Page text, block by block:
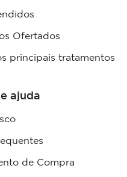
Ofertados
principais tratamentos
ajuda
de Compra